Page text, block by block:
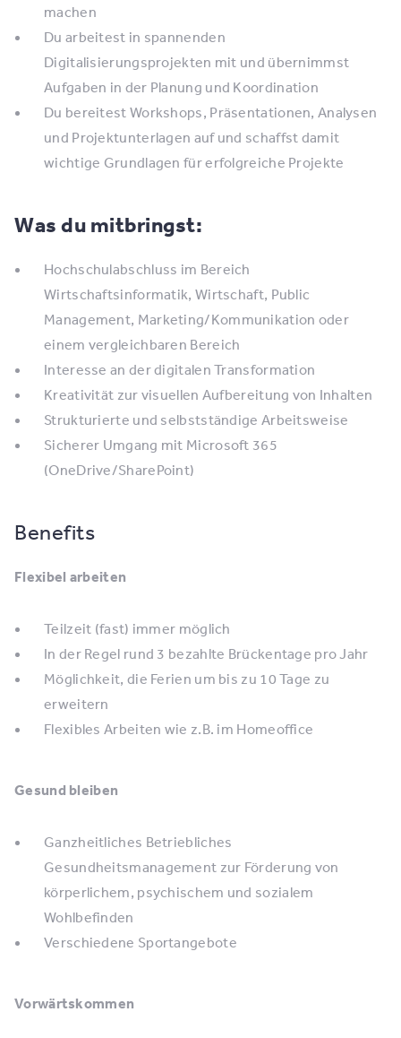
machen
Du arbeitest in spannenden
Digitalisierungsprojekten mit und übernimmst
Aufgaben in der Planung und Koordination
Du bereitest Workshops, Präsentationen, Analysen
und Projektunterlagen auf und schaffst damit
wichtige Grundlagen für erfolgreiche Projekte
Was du mitbringst:
Hochschulabschluss im Bereich
Wirtschaftsinformatik, Wirtschaft, Public
Management, Marketing/Kommunikation oder
einem vergleichbaren Bereich
Interesse an der digitalen Transformation
Kreativität zur visuellen Aufbereitung von Inhalten
Strukturierte und selbstständige Arbeitsweise
Sicherer Umgang mit Microsoft 365
(OneDrive/SharePoint)
Benefits
Flexibel arbeiten
Teilzeit (fast) immer möglich
In der Regel rund 3 bezahlte Brückentage pro Jahr
Möglichkeit, die Ferien um bis zu 10 Tage zu
erweitern
Flexibles Arbeiten wie z.B. im Homeoffice
Gesund bleiben
Ganzheitliches Betriebliches
Gesundheitsmanagement zur Förderung von
körperlichem, psychischem und sozialem
Wohlbefinden
Verschiedene Sportangebote
Vorwärtskommen